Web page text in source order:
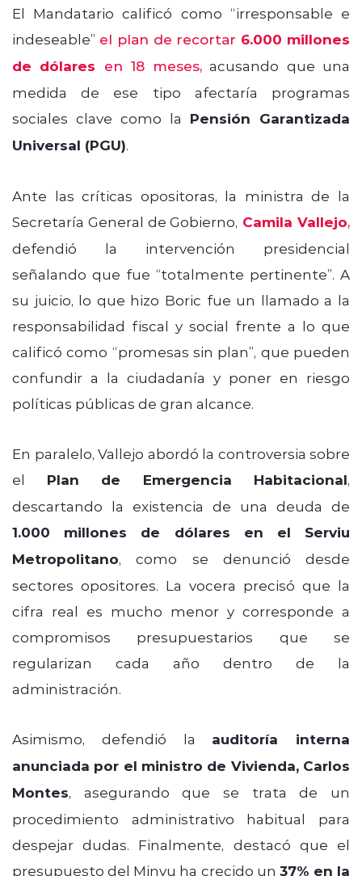
El Mandatario calificó como “irresponsable e
indeseable” el plan de recortar 6.000 millones
de dólares en 18 meses, acusando que una
medida de ese tipo afectaría programas
sociales clave como la Pensión Garantizada
Universal (PGU).
Ante las críticas opositoras, la ministra de la
Secretaría General de Gobierno, Camila Vallejo,
defendió la intervención presidencial
señalando que fue “totalmente pertinente”. A
su juicio, lo que hizo Boric fue un llamado a la
responsabilidad fiscal y social frente a lo que
calificó como “promesas sin plan”, que pueden
confundir a la ciudadanía y poner en riesgo
políticas públicas de gran alcance.
En paralelo, Vallejo abordó la controversia sobre
el Plan de Emergencia Habitacional,
descartando la existencia de una deuda de
1.000 millones de dólares en el Serviu
Metropolitano, como se denunció desde
sectores opositores. La vocera precisó que la
cifra real es mucho menor y corresponde a
compromisos presupuestarios que se
regularizan cada año dentro de la
administración.
Asimismo, defendió la auditoría interna
anunciada por el ministro de Vivienda, Carlos
Montes, asegurando que se trata de un
procedimiento administrativo habitual para
despejar dudas. Finalmente, destacó que el
presupuesto del Minvu ha crecido un 37% en la